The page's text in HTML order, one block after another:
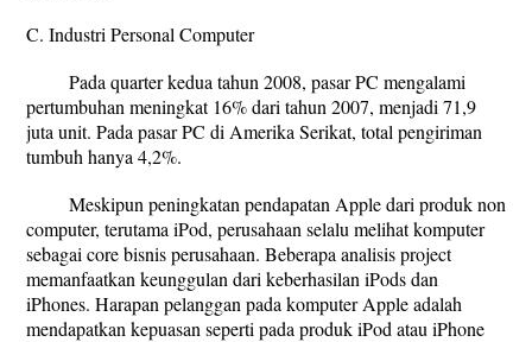
C. Industri Personal Computer
Pada quarter kedua tahun 2008, pasar PC mengalami
pertumbuhan meningkat 16% dari tahun 2007, menjadi 71,9
juta unit. Pada pasar PC di Amerika Serikat, total pengiriman
tumbuh hanya 4,2%.
Meskipun peningkatan pendapatan Apple dari produk non
computer, terutama iPod, perusahaan selalu melihat komputer
sebagai core bisnis perusahaan. Beberapa analisis project
memanfaatkan keunggulan dari keberhasilan iPods dan
iPhones. Harapan pelanggan pada komputer Apple adalah
mendapatkan kepuasan seperti pada produk iPod atau iPhone